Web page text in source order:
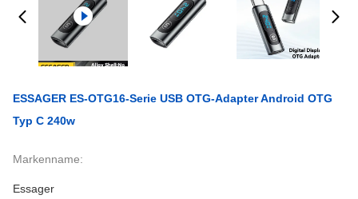
ESSAGER ES-OTG16-Serie USB OTG-Adapter Android OTG
Typ C 240w
Markenname:
Essager